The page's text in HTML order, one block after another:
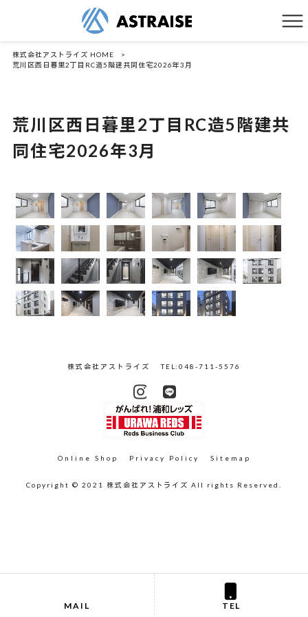
株式会社アストライズ HOME
>
荒川区西日暮里2丁目RC造5階建共同住宅2026年3月
荒川区西日暮里2丁目RC造5階建共
同住宅2026年3月
株式会社アストライズ TEL:048-711-5576
Online Shop Privacy Policy Sitemap
Copyright © 2021 株式会社アストライズ All rights Reserved.
MAIL TEL